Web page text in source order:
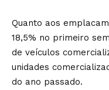
Quanto aos
18,5% no primeiro
de veículos
unidades
do ano passado.